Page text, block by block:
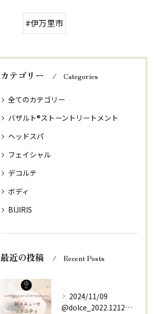
#伊万里市
カテゴリー Categories
全てのカテゴリー
バザルト®ストーントリートメント
ヘッドスパ
フェイシャル
デコルテ
ボディ
BIJIRIS
最近の投稿 Recent Posts
2024/11/09
@dolce_2022.1212⇚他の投稿はこちらから